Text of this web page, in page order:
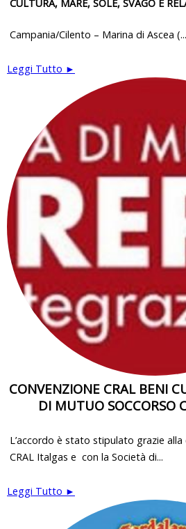
CULTURA, MARE, SOLE, SVAGO E
Campania/Cilento – Marina di Ascea (...
Leggi Tutto ►
CONVENZIONE CRAL BENI
DI MUTUO SOCCORSO
L’accordo è stato stipulato grazie
CRAL Italgas e con la Società di...
Leggi Tutto ►